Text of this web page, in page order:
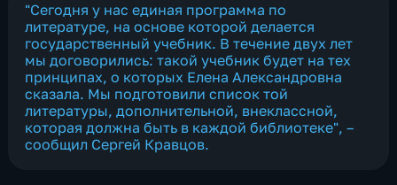
"Сегодня у нас единая программа по
литературе, на основе которой делается
государственный учебник. В течение двух лет
мы договорились: такой учебник будет на тех
принципах, о которых Елена Александровна
сказала. Мы подготовили список той
литературы, дополнительной, внеклассной,
которая должна быть в каждой библиотеке", –
сообщил Сергей Кравцов.